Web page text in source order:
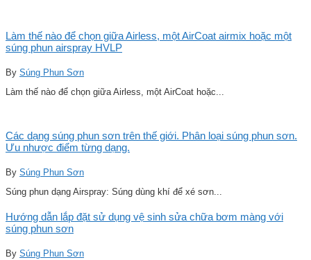
Làm thế nào để chọn giữa Airless, một AirCoat airmix hoặc một
súng phun airspray HVLP
By Súng Phun Sơn
Làm thế nào để chọn giữa Airless, một AirCoat hoặc...
Các dạng súng phun sơn trên thế giới. Phân loại súng phun sơn.
Ưu nhược điểm từng dạng.
By Súng Phun Sơn
Súng phun dạng Airspray: Súng dùng khí để xé sơn...
Hướng dẫn lắp đặt sử dụng vệ sinh sửa chữa bơm màng với
súng phun sơn
By Súng Phun Sơn